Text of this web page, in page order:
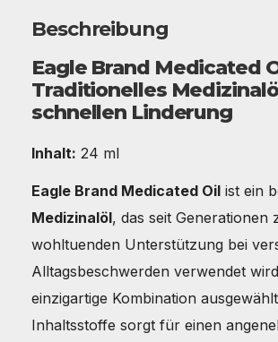
Beschreibung
Eagle Brand Medicated
Traditionelles
schnellen Linderung
Inhalt: 24 ml
Eagle Brand Medicated Oil ist ein
Medizinalöl, das seit Generationen
wohltuenden Unterstützung bei
Alltagsbeschwerden verwendet
einzigartige Kombination
Inhaltsstoffe sorgt für einen